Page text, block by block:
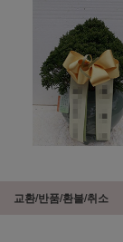
교환/반품/환불/취소